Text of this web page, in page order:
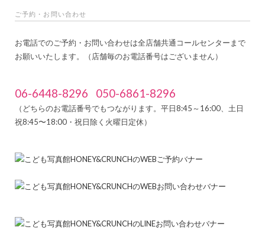
ご予約・お問い合わせ
お電話でのご予約・お問い合わせは全店舗共通コールセンターまで
お願いいたします。（店舗毎のお電話番号はございません）
06-6448-8296 050-6861-8296
（どちらのお電話番号でもつながります。平日8:45～16:00、土日
祝8:45〜18:00・祝日除く火曜日定休）